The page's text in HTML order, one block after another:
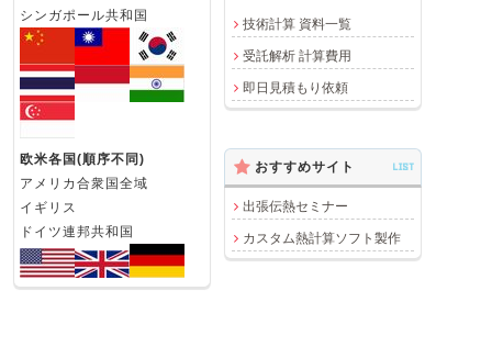
技術計算 資料一覧
受託解析 計算費用
即日見積もり依頼
シンガポール共和国
欧米各国(順序不同)
アメリカ合衆国全域
イギリス
ドイツ連邦共和国
おすすめサイト LIST
出張伝熱セミナー
カスタム熱計算ソフト製作